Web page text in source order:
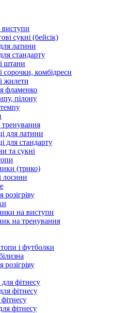
виступи
сукні (бейсік)
латини
стандарту
штани
сорочки, комбідреси
жилети
фламенко
пілону
тренування
для латини
для стандарту
та сукні
(трико)
лосини
розігріву
на виступи
на тренування
і футболки
розігріву
фітнесу
фітнесу
фітнесу